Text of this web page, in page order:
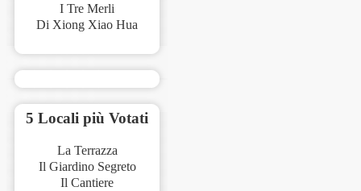
I Tre Merli
Di Xiong Xiao Hua
5 Locali più Votati
La Terrazza
Il Giardino Segreto
Il Cantiere